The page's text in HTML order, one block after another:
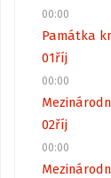
00:00
Památka
01říj
00:00
02říj
00:00